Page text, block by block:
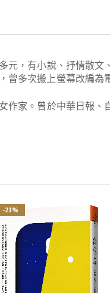
元，有小說、抒情散
曾多次搬上螢幕改編為
作家。曾於中華日報
-21%